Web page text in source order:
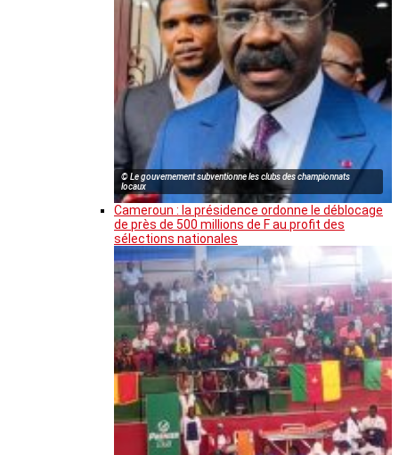
© Le gouvernement subventionne les clubs des championnats
locaux
Cameroun : la présidence ordonne le déblocage
de près de 500 millions de F au profit des
sélections nationales